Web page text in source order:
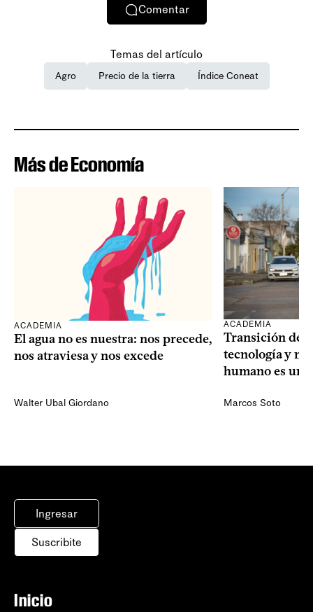
Comentar
Temas del artículo
Agro Precio de la tierra Índice Coneat
Más de Economía
ACADEMIA
El agua no es nuestra: nos precede,
nos atraviesa y nos excede
Walter Ubal Giordano
ACADEMIA
Transición
tecnología y
humano es
Marcos Soto
Ingresar
Suscribite
Inicio